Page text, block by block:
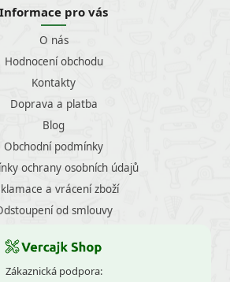
Informace pro vás
O nás
Hodnocení obchodu
Kontakty
Doprava a platba
Blog
Obchodní podmínky
ochrany osobních údajů
a vrácení zboží
od smlouvy
Zákaznická podpora: